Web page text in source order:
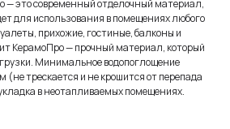
— это современный отделочный материал,
для использования в помещениях любого
прихожие, гостиные, балконы и
КерамоПро — прочный материал, который
Минимальное водопоглощение
(не трескается и не крошится от перепада
в неотапливаемых помещениях.